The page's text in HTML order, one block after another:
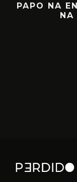
PAPO NA
NA